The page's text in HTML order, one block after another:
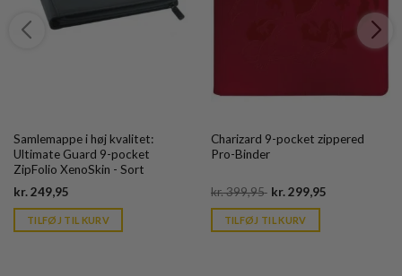
Samlemappe i høj kvalitet:
Ultimate Guard 9-pocket
ZipFolio XenoSkin - Sort
kr.249,95
is:
kr. 39,95.
TILFØJ TIL KURV
Charizard 9-pocket zippered
Pro-Binder
kr.399,95 Original
was:
kr. 399,95.
kr.299,95Current
TILFØJ TIL KURV